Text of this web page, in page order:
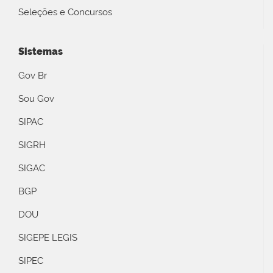
Seleções e Concursos
Sistemas
Gov Br
Sou Gov
SIPAC
SIGRH
SIGAC
BGP
DOU
SIGEPE LEGIS
SIPEC